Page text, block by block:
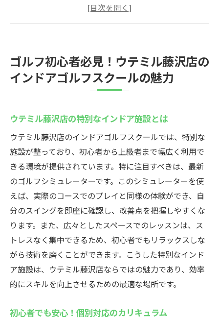
条件
初心者がウテミル藤沢店を選ぶべき理由
ルの効果的なレッスン
スイング改善に特化したレッスン内容
最新機器を用いた練習の効果
個々の目標に応じたレッスンの組み立て方
ウテミル藤沢店の実績ある指導方法
インドアゴルフのメリットを最大限に活用
ゴルフスキル上達のための継続的なサポー
ト
天候に左右されないゴルフレッスン！ウテミル
藤沢店のインドアゴルフスクール
インドア環境の利点とは何か
季節を問わず通えるウテミル藤沢店の魅力
ゴルフ初心者必見！ウテミル藤沢店の
インドアゴルフスクールの魅力
ウテミル藤沢店の特別なインドア施設とは
ウテミル藤沢店のインドアゴルフスクールでは、特別な
施設が整っており、初心者から上級者まで幅広く利用で
きる環境が提供されています。特に注目すべきは、最新
のゴルフシミュレーターです。このシミュレーターを使
えば、実際のコースでのプレイと同様の体験ができ、自
分のスイングを即座に確認し、改善点を把握しやすくな
ります。また、広々としたスペースでのレッスンは、ス
トレスなく集中できるため、初心者でもリラックスしな
がら技術を磨くことができます。こうした特別なインド
ア施設は、ウテミル藤沢店ならではの魅力であり、効率
的にスキルを向上させるための最適な場所です。
初心者でも安心！個別対応のカリキュラム